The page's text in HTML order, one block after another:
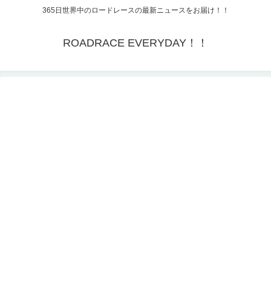
365日世界中のロードレースの最新ニュースをお届け！！
ROADRACE EVERYDAY！！